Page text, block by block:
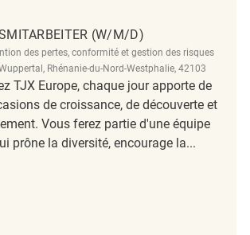
(W/M/D)
des pertes, conformité et gestion des risques
Rhénanie-du-Nord-Westphalie, 42103
TJX Europe, chaque jour apporte de
de croissance, de découverte et
Vous ferez partie d'une équipe
prône la diversité, encourage la...
(w/m/d) REQ134759